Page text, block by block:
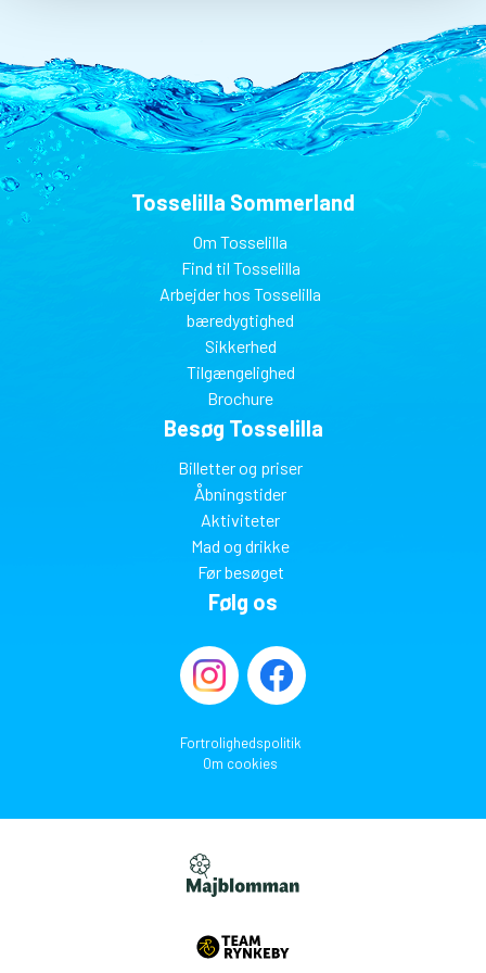
Tosselilla Sommerland
Om Tosselilla
Find til Tosselilla
Arbejder hos Tosselilla
bæredygtighed
Sikkerhed
Tilgængelighed
Brochure
Besøg Tosselilla
Billetter og priser
Åbningstider
Aktiviteter
Mad og drikke
Før besøget
Følg os
Fortrolighedspolitik
Om cookies